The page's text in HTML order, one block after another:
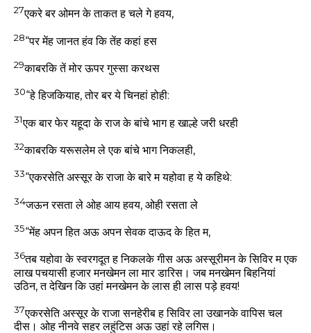
27एकरे बर ओमन के ताकत ह चले गे हवय,
28“पर मेंह जानत हंव कि तेंह कहां हस
29काबरकि तें मोर ऊपर गुस्सा करथस
30“हे हिजकियाह, तोर बर ये चिनहां होही:
31एक बार फेर यहूदा के राज के बांचे भाग ह खाल्हे जरी धरही
32काबरकि यरूसलेम ले एक बांचे भाग निकलही,
33“एकरसेति अस्सूर के राजा के बारे म यहोवा ह ये कहिथे:
34जऊन रसता ले ओह आय हवय, ओही रसता ले
35“मेंह अपन हित अऊ अपन सेवक दाऊद के हित म,
36तब यहोवा के स्वरगदूत ह निकलके गीस अऊ अस्सूरीमन के सिविर म एक
लाख पचयासी हजार मनखेमन ला मार डारिस। जब मनखेमन बिहनियां
उठिन, त देखिन कि उहां मनखेमन के लास ही लास पड़े हवय!
37एकरसेति अस्सूर के राजा सनहेरीब ह सिविर ला उखानके वापिस चल
दीस। ओह नीनवे सहर लहुंटिस अऊ उहां रहे लगिस।